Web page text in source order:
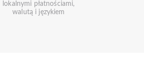
lokalnymi płatnościami,
walutą i językiem